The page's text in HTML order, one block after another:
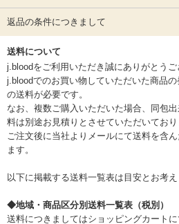
返品の条件につきまして
送料について
j.bloodをご利用いただき誠にありがとうご
j.bloodでのお買い物していただいた商品
の送料が必要です。
なお、複数ご購入いただいた場合、同包
料は別途お見積りとさせていただいており
ご注文後に当社よりメールにて送料を含
ます。
以下に掲載する送料一覧表は目安とお考え
◆地域・商品区分別送料一覧表（税別）
送料につきましてはショッピングカート